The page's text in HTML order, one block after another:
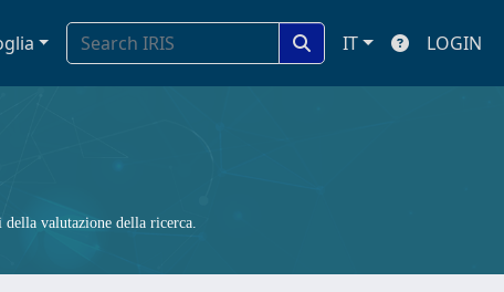
IT LOGIN
valutazione della ricerca.